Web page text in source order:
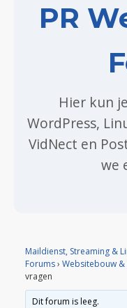
PR
Hier kun
WordPress,
VidNect en
we
Maildienst, Streaming &
Forums› Websitebouw
vragen
Dit forum is leeg.